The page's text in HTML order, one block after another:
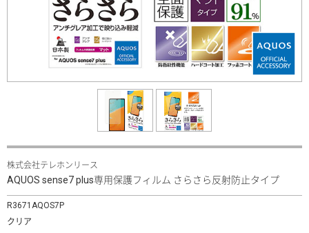
株式会社テレホンリース
AQUOS sense7 plus専用保護フィルム さらさら反射防止タイプ
R3671AQOS7P
クリア